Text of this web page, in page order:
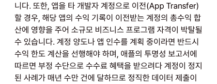
니다. 또한, 앱을 타 개발자 계정으로 이전(App Transfer)
할 경우, 해당 앱의 수익 기록이 이전받는 계정의 총수익 합
산에 영향을 주어 소규모 비즈니스 프로그램 자격이 박탈될
수 있습니다. 계정 양도나 앱 인수를 계획 중이라면 반드시
수익 한도 계산을 선행해야 하며, 애플의 투명성 보고서에
따르면 부정 수단으로 수수료 혜택을 받으려다 계정이 정지
된 사례가 매년 수만 건에 달하므로 정직한 데이터 제출이